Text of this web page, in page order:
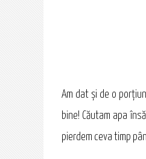
Am dat şi de o
bine! Căutam apa
pierdem ceva timp